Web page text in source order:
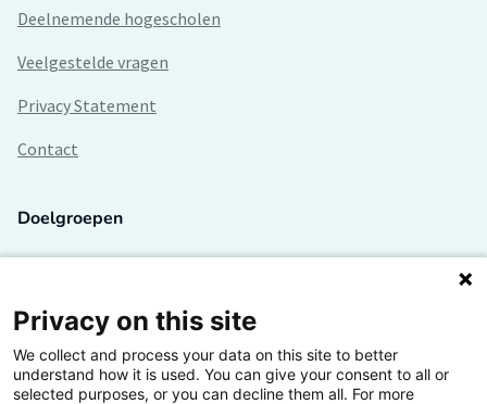
Deelnemende hogescholen
Veelgestelde vragen
Privacy Statement
Contact
Doelgroepen
Lectoren en onderzoekers
Bedrijven
Privacy on this site
We collect and process your data on this site to better
understand how it is used. You can give your consent to all or
selected purposes, or you can decline them all. For more